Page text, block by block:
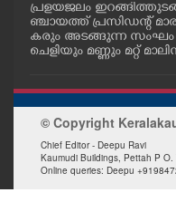
LIFESTYLE
INFO+
പ്രളയജലം
ഞ്ചായത്ത് പ്രസിഡന്റ്
കരും അടങ്ങുന്ന
ചെളിയും മണ്ണും മറ്റ്
© Copyright
Chief Editor - Deepu Ravi
Kaumudi Buildings, Pettah P
Online queries: Deepu